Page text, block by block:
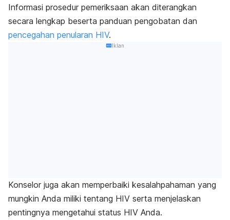
Informasi prosedur pemeriksaan akan diterangkan
secara lengkap beserta panduan pengobatan dan
pencegahan penularan HIV.
Iklan
Konselor juga akan memperbaiki kesalahpahaman yang
mungkin Anda miliki tentang HIV serta menjelaskan
pentingnya mengetahui status HIV Anda.